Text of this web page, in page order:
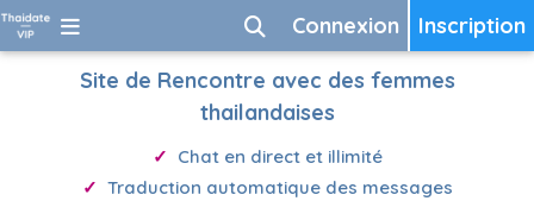
Inscription
Connexion
Site de Rencontre avec des femmes
thailandaises
Chat en direct et illimité
Traduction automatique des messages